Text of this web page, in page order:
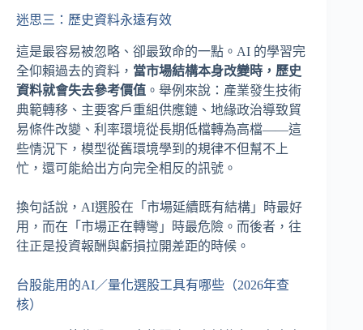
迷思三：歷史資料永遠有效
這是最容易被忽略、卻最致命的一點。AI 的學習完
全仰賴過去的資料， 當市場結構本身改變時，歷史
資料就會失去參考價值 。舉例來說：產業發生技術
典範轉移、主要客戶重組供應鏈、地緣政治導致貿
易條件改變、利率環境從長期低檔轉為高檔——這
些情況下，模型從舊環境學到的規律不但幫不上
忙，還可能給出方向完全相反的訊號。
換句話說，AI選股在「市場延續既有結構」時最好
用，而在「市場正在轉彎」時最危險。而後者，往
往正是投資報酬與虧損拉開差距的時候。
台股能用的AI／量化選股工具有哪些（2026年查
核）